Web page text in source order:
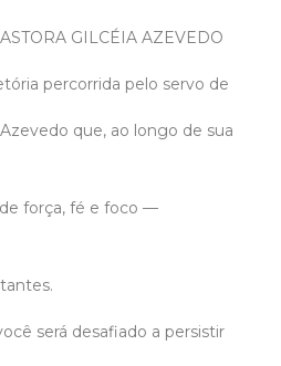
GILCÉIA AZEVEDO
percorrida pelo servo de
que, ao longo de sua
força, fé e foco —
será desafiado a persistir